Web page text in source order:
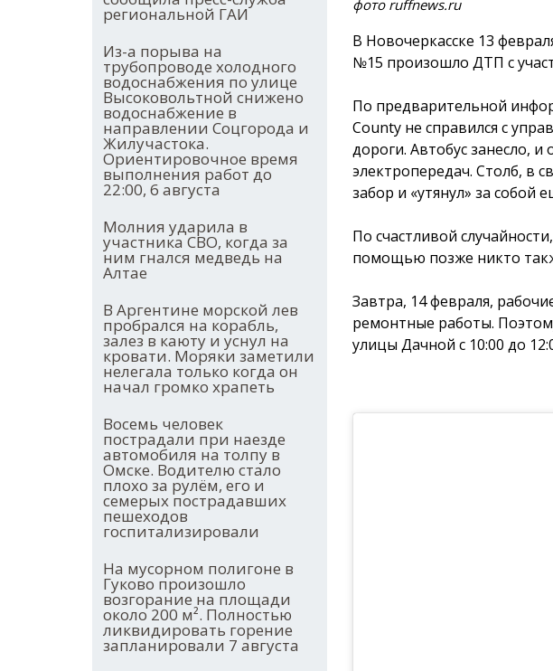
региональной ГАИ
Из-а порыва на
трубопроводе холодного
водоснабжения по улице
Высоковольтной снижено
водоснабжение в
направлении Соцгорода и
Жилучастока.
Ориентировочное время
выполнения работ до
22:00, 6 августа
Молния ударила в
участника СВО, когда за
ним гнался медведь на
Алтае
В Аргентине морской лев
пробрался на корабль,
залез в каюту и уснул на
кровати. Моряки заметили
нелегала только когда он
начал громко храпеть
Восемь человек
пострадали при наезде
автомобиля на толпу в
Омске. Водителю стало
плохо за рулём, его и
семерых пострадавших
пешеходов
госпитализировали
На мусорном полигоне в
Гуково произошло
возгорание на площади
около 200 м². Полностью
ликвидировать горение
запланировали 7 августа
фото ruffnews.ru
В Новочеркасске 13
№15 произошло ДТП с
По предварительной
County не справился с
дороги. Автобус занесло,
электропередач. Столб, в
забор и «утянул» за собой
По счастливой
помощью позже никто
Завтра, 14 февраля,
ремонтные работы.
улицы Дачной с 10:00 до